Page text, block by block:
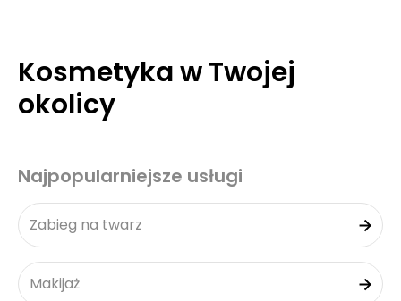
Kosmetyka w Twojej
okolicy
Najpopularniejsze usługi
Zabieg na twarz
Makijaż